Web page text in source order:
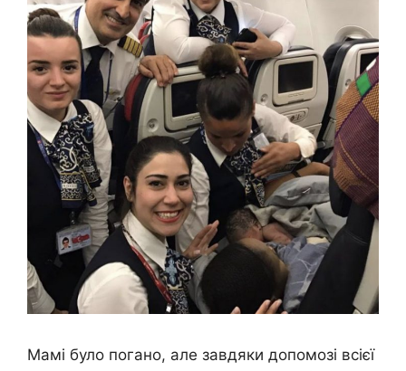
Мамі було погано, але завдяки допомозі всієї